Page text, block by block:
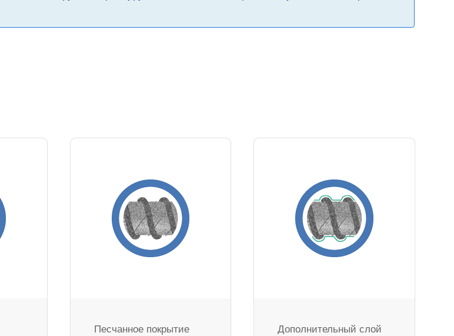
Песчанное покрытие
Дополнительный слой